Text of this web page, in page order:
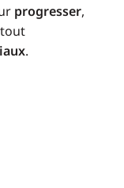
progresser,
.